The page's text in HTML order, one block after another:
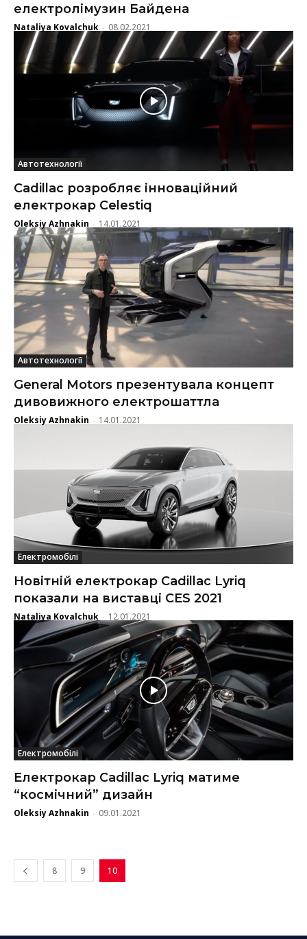
електролімузин Байдена
Nataliya Kovalchuk - 08.02.2021
Автотехнології
Cadillac розробляє інноваційний
електрокар Celestiq
Oleksiy Azhnakin - 14.01.2021
Автотехнології
General Motors презентувала концепт
дивовижного електрошаттла
Oleksiy Azhnakin - 14.01.2021
Електромобілі
Новітній електрокар Cadillac Lyriq
показали на виставці CES 2021
Nataliya Kovalchuk - 12.01.2021
Електромобілі
Електрокар Cadillac Lyriq матиме
“космічний” дизайн
Oleksiy Azhnakin - 09.01.2021
8 9 10